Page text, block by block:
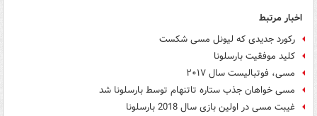
اخبار مرتبط
رکورد جدیدی که لیونل مسی شکست
کلید موفقیت بارسلونا
مسی، فوتبالیست سال ۲۰۱۷
مسی خواهان جذب ستاره تاتنهام توسط بارسلونا شد
غیبت مسی در اولین بازی سال 2018 بارسلونا